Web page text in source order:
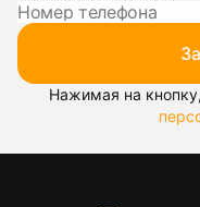
Нажимая на